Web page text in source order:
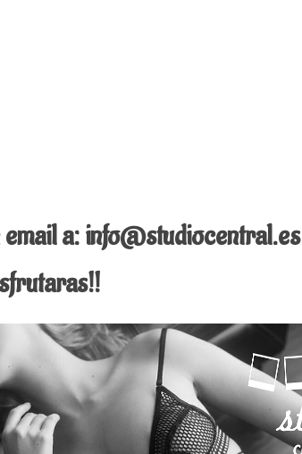
a: info@studiocentral.es